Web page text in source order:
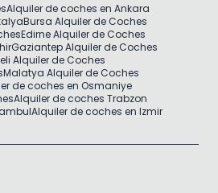
Alquiler de coches en Ankara
Bursa Alquiler de Coches
Edirne Alquiler de Coches
Gaziantep Alquiler de Coches
Alquiler de Coches
Malatya Alquiler de Coches
de coches en Osmaniye
Alquiler de coches Trabzon
Alquiler de coches en Izmir